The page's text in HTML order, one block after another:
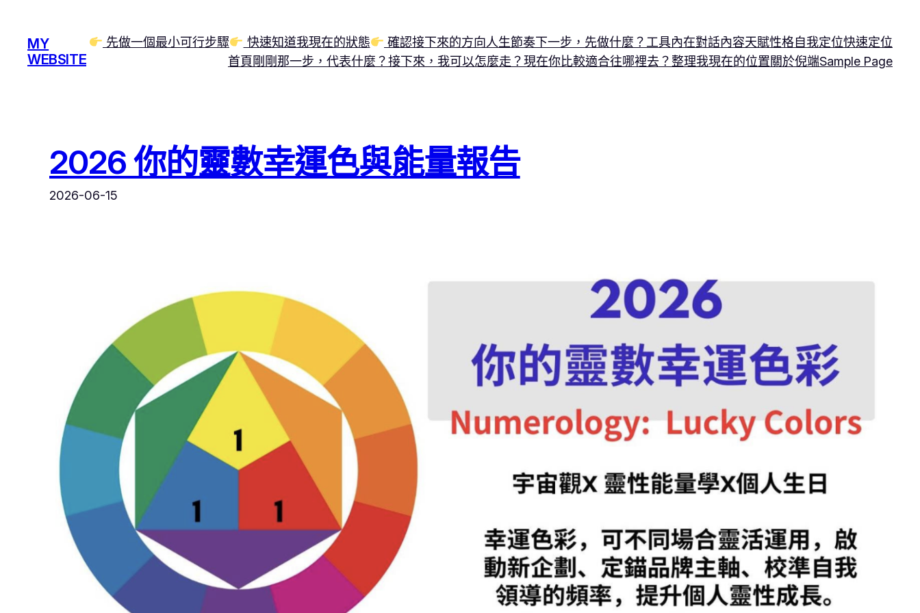
MY
WEBSITE
先做一個最小可行步驟 快速知道我現在的狀態 確認接下來的方向人生節奏下一步，先做什麼？ 工具內在對話內容天賦性格自我定位快速定位
首頁剛剛那一步，代表什麼？接下來，我可以怎麼走？現在你比較適合往哪裡去？ 整理我現在的位置關於倪端Sample Page
2026 你的靈數幸運色與能量報告
2026-06-15